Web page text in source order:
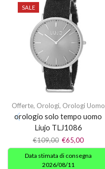
SALE
Offerte, Orologi, Orologi Uomo
orologio solo tempo uomo
Liujo TLJ1086
€109,00 €65,00
Data stimata di consegna
2026/08/11